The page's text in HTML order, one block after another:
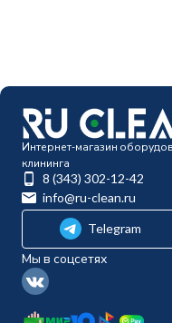
Интернет-магазин
клининга
8 (343) 302-12-42
info@ru-clean.ru
Telegram
Мы в соцсетях